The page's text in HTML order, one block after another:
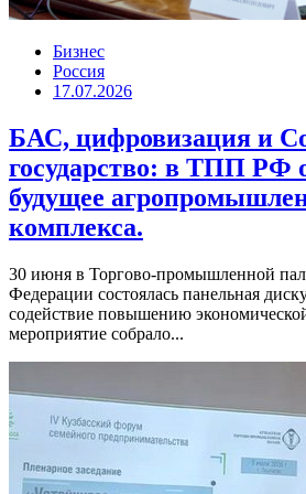
Бизнес
Россия
17.07.2026
БАС, цифровизация и
государство: в ТПП РФ
будущее
комплекса.
30 июня в Торгово-промышленной
Федерации состоялась панельная
содействие повышению
мероприятие собрало...